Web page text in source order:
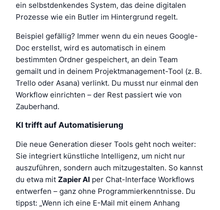
ein selbstdenkendes System, das deine digitalen
Prozesse wie ein Butler im Hintergrund regelt.
Beispiel gefällig? Immer wenn du ein neues Google-
Doc erstellst, wird es automatisch in einem
bestimmten Ordner gespeichert, an dein Team
gemailt und in deinem Projektmanagement-Tool (z. B.
Trello oder Asana) verlinkt. Du musst nur einmal den
Workflow einrichten – der Rest passiert wie von
Zauberhand.
KI trifft auf Automatisierung
Die neue Generation dieser Tools geht noch weiter:
Sie integriert künstliche Intelligenz, um nicht nur
auszuführen, sondern auch mitzugestalten. So kannst
du etwa mit Zapier AI per Chat-Interface Workflows
entwerfen – ganz ohne Programmierkenntnisse. Du
tippst: „Wenn ich eine E-Mail mit einem Anhang